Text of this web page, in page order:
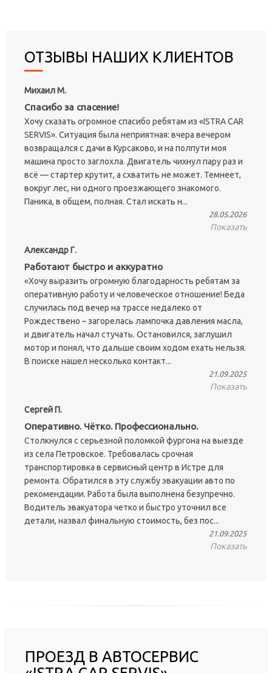
ОТЗЫВЫ НАШИХ КЛИЕНТОВ
Михаил М.
Спасибо за спасение!
Хочу сказать огромное спасибо ребятам из «ISTRA CAR
SERVIS». Ситуация была неприятная: вчера вечером
возвращался с дачи в Курсаково, и на полпути моя
машина просто заглохла. Двигатель чихнул пару раз и
всё — стартер крутит, а схватить не может. Темнеет,
вокруг лес, ни одного проезжающего знакомого.
Паника, в общем, полная. Стал искать н...
28.05.2026
Показать
Александр Г.
Работают быстро и аккуратно
«Хочу выразить огромную благодарность ребятам за
оперативную работу и человеческое отношение! Беда
случилась под вечер на трассе недалеко от
Рождествено – загорелась лампочка давления масла,
и двигатель начал стучать. Остановился, заглушил
мотор и понял, что дальше своим ходом ехать нельзя.
В поиске нашел несколько контакт...
21.09.2025
Показать
Сергей П.
Оперативно. Чётко. Профессионально.
Столкнулся с серьезной поломкой фургона на выезде
из села Петровское. Требовалась срочная
транспортировка в сервисный центр в Истре для
ремонта. Обратился в эту службу эвакуации авто по
рекомендации. Работа была выполнена безупречно.
Водитель эвакуатора четко и быстро уточнил все
детали, назвал финальную стоимость, без пос...
21.09.2025
Показать
ПРОЕЗД В АВТОСЕРВИС